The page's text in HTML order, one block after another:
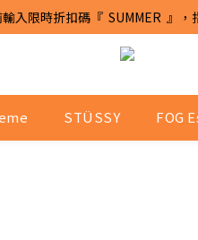
入限時折扣碼『  SUMMER  』
STÜSSY FOG